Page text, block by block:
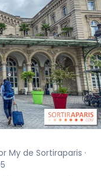
My de Sortiraparis ·